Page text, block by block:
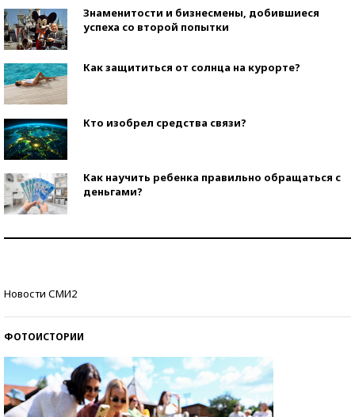
Знаменитости и бизнесмены, добившиеся
успеха со второй попытки
Как защититься от солнца на курорте?
Кто изобрел средства связи?
Как научить ребенка правильно обращаться с
деньгами?
Новости СМИ2
ФОТОИСТОРИИ